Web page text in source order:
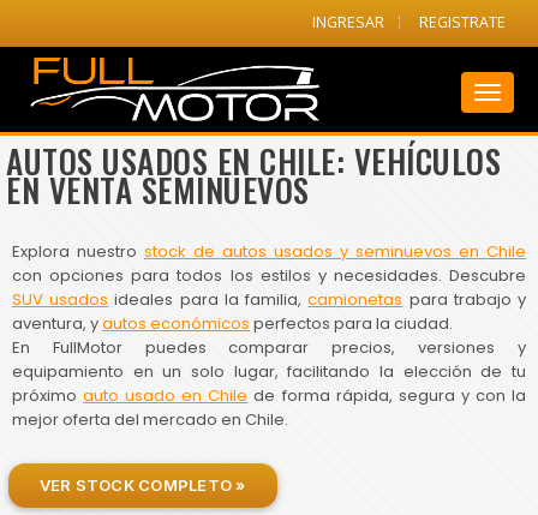
INGRESAR REGISTRATE
AUTOS USADOS EN CHILE: VEHÍCULOS
EN VENTA SEMINUEVOS
Explora nuestro stock de autos usados y seminuevos en Chile
con opciones para todos los estilos y necesidades. Descubre
SUV usados ideales para la familia,camionetas para trabajo y
aventura, yautos económicos perfectos para la ciudad.
En FullMotor puedes comparar precios, versiones y
equipamiento en un solo lugar, facilitando la elección de tu
próximoauto usado en Chile de forma rápida, segura y con la
mejor oferta del mercado en Chile.
VER STOCK COMPLETO »